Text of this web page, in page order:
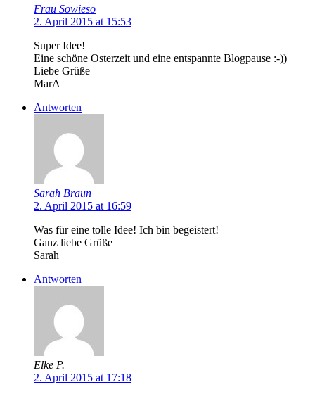
Frau Sowieso
2. April 2015 at 15:53
Super Idee!
Eine schöne Osterzeit und eine entspannte Blogpause :-))
Liebe Grüße
MarA
Antworten
Sarah Braun
2. April 2015 at 16:59
Was für eine tolle Idee! Ich bin begeistert!
Ganz liebe Grüße
Sarah
Antworten
Elke P.
2. April 2015 at 17:18